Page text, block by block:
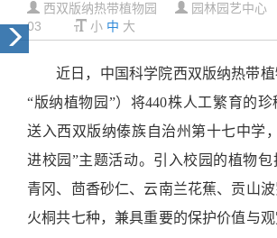
西双版纳热带植物园 园林园艺中心
03
小 中 大
近日，中国科学院西双版纳热带
“版纳植物园”）将440株人工繁育的珍
送入西双版纳傣族自治州第十七中学
进校园”主题活动。 引入校园的植物
青冈、茴香砂仁、云南兰花蕉、贡山
火桐共七种，兼具重要的保护价值与观